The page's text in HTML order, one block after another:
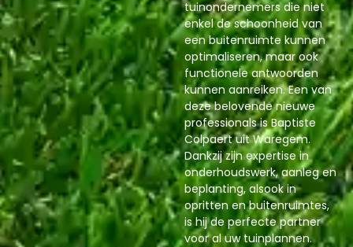
tuinondernemers die niet
enkel de schoonheid van
een buitenruimte kunnen
optimaliseren, maar ook
functionele antwoorden
kunnen aanreiken. Een van
deze belovende nieuwe
professionals is Baptiste
Colpaert uit Waregem.
Dankzij zijn expertise in
onderhoudswerk, aanleg en
beplanting, alsook in
opritten en buitenruimtes,
is hij de perfecte partner
voor al uw tuinplannen.